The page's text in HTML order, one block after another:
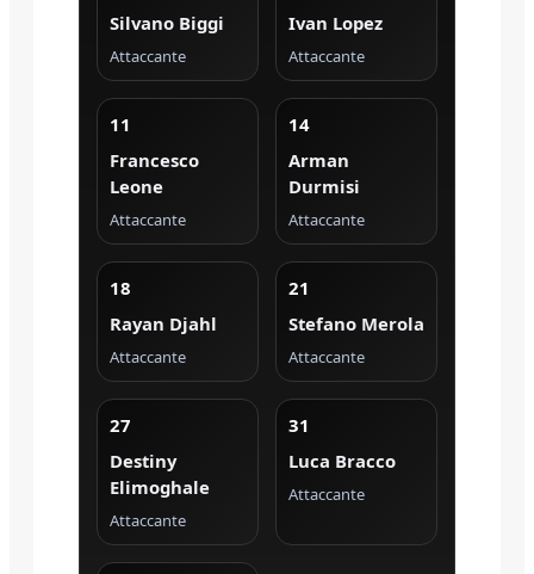
Silvano Biggi
Attaccante
Ivan Lopez
Attaccante
11
Francesco
Leone
Attaccante
14
Arman
Durmisi
Attaccante
18
Rayan Djahl
Attaccante
21
Stefano Merola
Attaccante
27
Destiny
Elimoghale
Attaccante
31
Luca Bracco
Attaccante